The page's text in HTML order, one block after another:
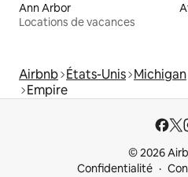
Ann Arbor
Locations de vacances
Airbnb États-Unis Michigan
Empire
© 2026
Confidentialité